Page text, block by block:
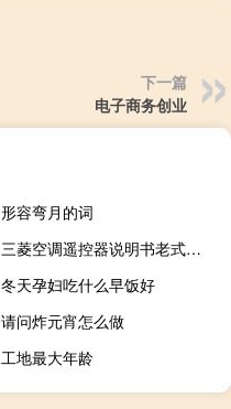
下一篇
电子商务创业
形容弯月的词
三菱空调遥控器说明书老式制冷英文（三菱空调遥控器说明书）
冬天孕妇吃什么早饭好
请问炸元宵怎么做
工地最大年龄